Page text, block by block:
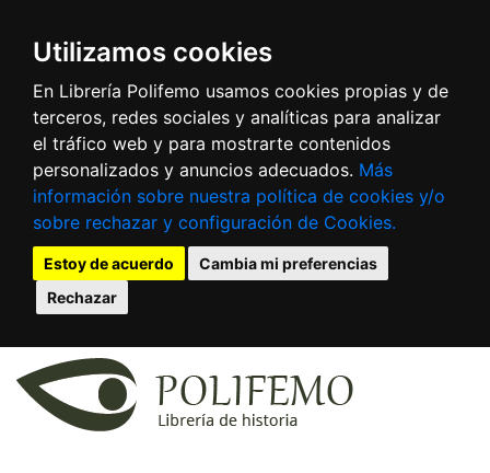
Utilizamos cookies
En Librería Polifemo usamos cookies propias y de
terceros, redes sociales y analíticas para analizar
el tráfico web y para mostrarte contenidos
personalizados y anuncios adecuados. Más
información sobre nuestra política de cookies y/o
sobre rechazar y configuración de Cookies.
Estoy de acuerdo
Cambia mi preferencias
Rechazar